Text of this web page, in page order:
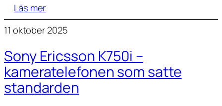
Läs mer
11 oktober 2025
Sony Ericsson K750i –
kameratelefonen som satte
standarden